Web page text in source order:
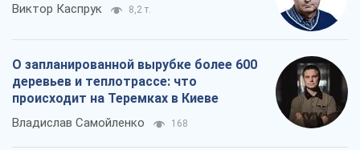
Виктор Каспрук 8,2 т.
О запланированной вырубке более 600
деревьев и теплотрассе: что
происходит на Теремках в Киеве
Владислав Самойленко 168